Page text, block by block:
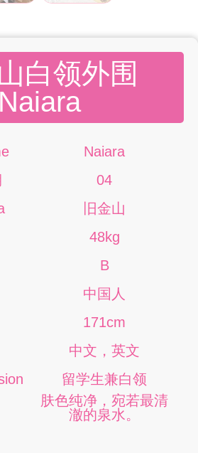
白领外围
Naiara
Naiara
04
旧金山
48kg
B
中国人
171cm
中文，英文
留学生兼白领
肤色纯净，宛若最清
澈的泉水。